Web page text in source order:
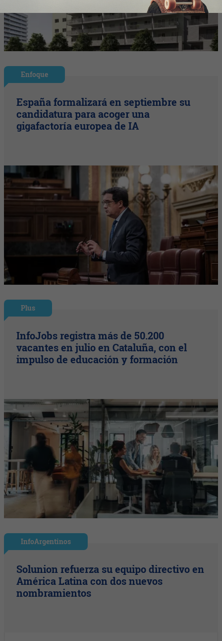
Enfoque
España formalizará en septiembre su
candidatura para acoger una
gigafactoría europea de IA
Plus
InfoJobs registra más de 50.200
vacantes en julio en Cataluña, con el
impulso de educación y formación
InfoArgentinos
Solunion refuerza su equipo directivo en
América Latina con dos nuevos
nombramientos